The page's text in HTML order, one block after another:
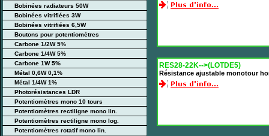
Bobinées radiateurs 50W
Bobinées vitrifiées 3W
Bobinées vitrifiées 6,5W
Boutons pour potentiomètres
Carbone 1/2W 5%
Carbone 1/4W 5%
Carbone 1W 5%
Métal 0,6W 0,1%
Métal 1/4W 1%
Photorésistances LDR
Potentiomètres mono 10 tours
Potentiomètres rectiligne mono lin.
Potentiomètres rectiligne mono log.
Potentiomètres rotatif mono lin.
RES28-22K-->(LOTDE5)
Résistance ajustable monotour